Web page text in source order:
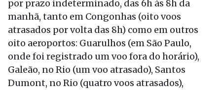
por prazo indeterminado, das 6h às 8h da
manhã, tanto em Congonhas (oito voos
atrasados por volta das 8h) como em outros
oito aeroportos: Guarulhos (em São Paulo,
onde foi registrado um voo fora do horário),
Galeão, no Rio (um voo atrasado), Santos
Dumont, no Rio (quatro voos atrasados),